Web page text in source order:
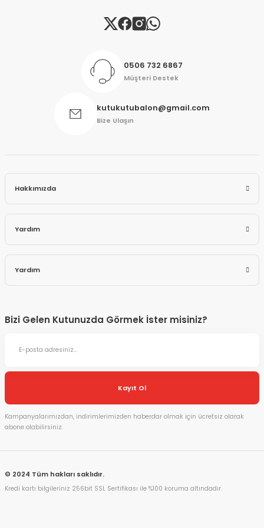
Gönder
0506 732 6867
Müşteri Destek
kutukutubalon@gmail.com
Bize Ulaşın
Hakkımızda
Yardım
Yardım
Bizi Gelen Kutunuzda Görmek İster misiniz?
Kayıt Ol
Kampanyalarımızdan, indirimlerimizden haberdar olmak için ücretsiz olarak
abone olabilirsiniz.
© 2024 Tüm hakları saklıdır.
Kredi kartı bilgileriniz 256bit SSL Sertifikası ile %100 koruma altındadır.